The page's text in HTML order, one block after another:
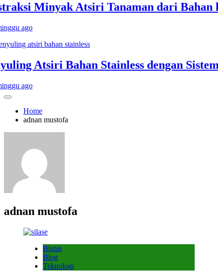
Minyak Atsiri Tanaman dari Bahan
ago
Atsiri Bahan Stainless dengan
ago
Home
adnan mustofa
adnan mustofa
Bisnis
Blog
Teknologi